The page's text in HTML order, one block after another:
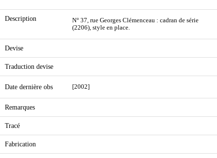
Description
N° 37, rue Georges Clémenceau : cadran de série
(2206), style en place.
Devise
Traduction devise
Date dernière obs [2002]
Remarques
Tracé
Fabrication